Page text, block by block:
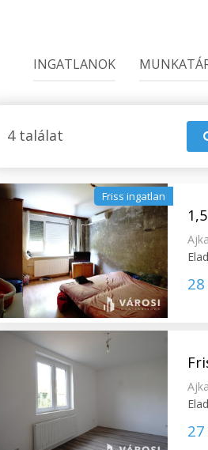
INGATLANOK
4 találat
Friss ingatlan
Ajka